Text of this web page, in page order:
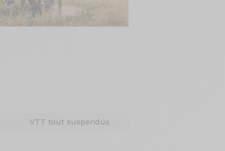
VTT tout suspendus